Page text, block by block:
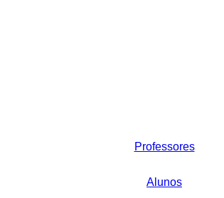
Professores
Alunos